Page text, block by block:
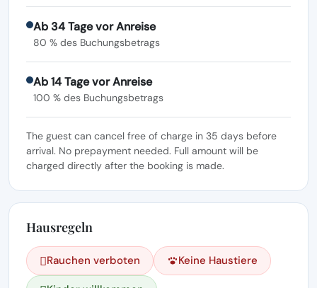
Ab 34 Tage vor Anreise
80 % des Buchungsbetrags
Ab 14 Tage vor Anreise
100 % des Buchungsbetrags
The guest can cancel free of charge in 35 days before
arrival. No prepayment needed. Full amount will be
charged directly after the booking is made.
Hausregeln
Rauchen verboten Keine Haustiere